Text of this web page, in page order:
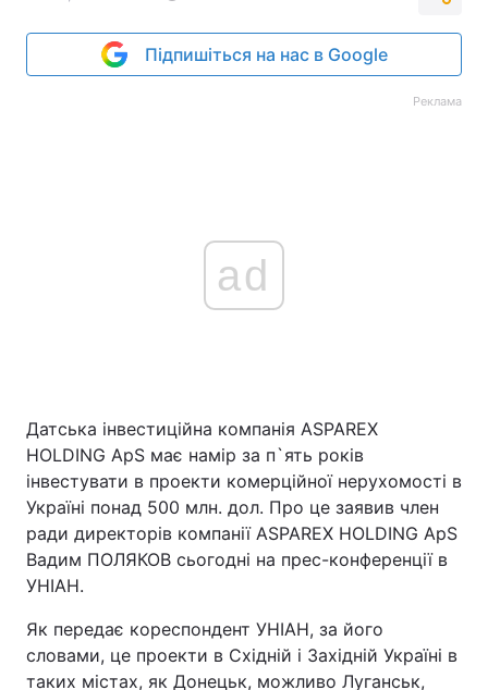
Підпишіться на нас в Google
Реклама
ad
Датська інвестиційна компанія ASPAREX
HOLDING ApS має намір за п`ять років
інвестувати в проекти комерційної нерухомості в
Україні понад 500 млн. дол. Про це заявив член
ради директорів компанії ASPAREX HOLDING ApS
Вадим ПОЛЯКОВ сьогодні на прес-конференції в
УНІАН.
Як передає кореспондент УНІАН, за його
словами, це проекти в Східній і Західній Україні в
таких містах, як Донецьк, можливо Луганськ,